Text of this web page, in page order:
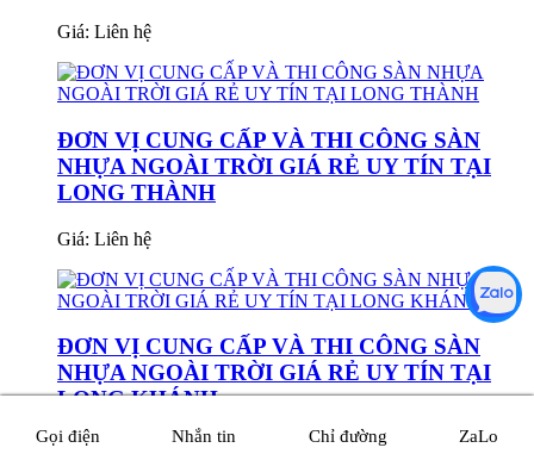
Giá: Liên hệ
ĐƠN VỊ CUNG CẤP VÀ THI CÔNG SÀN
NHỰA NGOÀI TRỜI GIÁ RẺ UY TÍN TẠI
LONG THÀNH
Giá: Liên hệ
ĐƠN VỊ CUNG CẤP VÀ THI CÔNG SÀN
NHỰA NGOÀI TRỜI GIÁ RẺ UY TÍN TẠI
LONG KHÁNH
Giá:Liên hệ
Gọi điện Nhắn tin Chỉ đường ZaLo